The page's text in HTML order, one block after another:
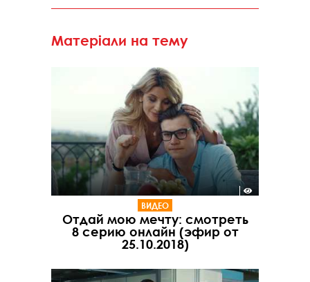
Матеріали на тему
ВИДЕО
Отдай мою мечту: смотреть
8 серию онлайн (эфир от
25.10.2018)